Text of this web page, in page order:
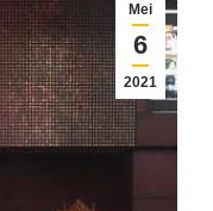
Mei
6
2021